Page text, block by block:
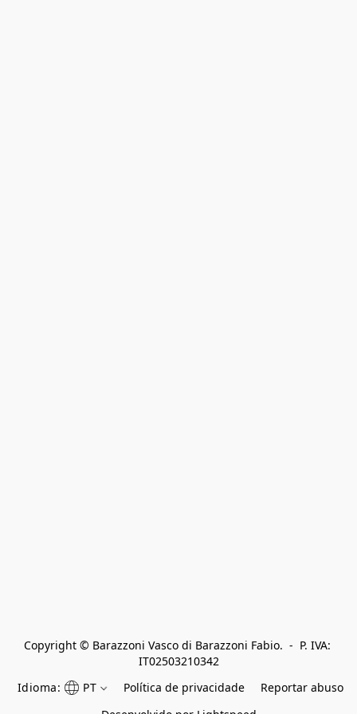
Copyright © Barazzoni Vasco di Barazzoni Fabio.  -  P. IVA:
IT02503210342
Idioma:
PT Política de privacidade
Reportar abuso